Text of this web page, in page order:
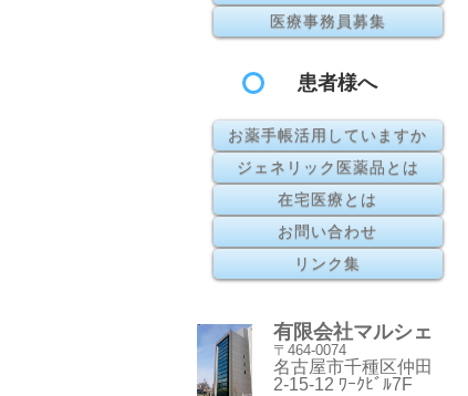
医療事務員募集
患者様へ
お薬手帳活用していますか
ジェネリック医薬品とは
在宅医療とは
お問い合わせ
リンク集
有限会社マルシェ
〒464-0074
名古屋市千種区仲田
2-15-12 ﾜｰｸﾋﾞﾙ7F